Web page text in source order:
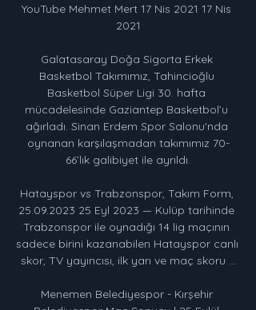
YouTube Mehmet Mert 17 Nis 2021 17 Nis
2021
Galatasaray Doğa Sigorta Erkek
Basketbol Takımımız, Tahincioğlu
Basketbol Süper Ligi 30. hafta
mücadelesinde Gaziantep Basketbol’u
ağırladı. Sinan Erdem Spor Salonu'nda
oynanan karşılaşmadan takımımız 70-
66’lık galibiyet ile ayrıldı.
Hatayspor vs Trabzonspor, Takım Form,
25.09.2023 25 Eyl 2023 — Kulüp tarihinde
Trabzonspor ile oynadığı 14 lig maçının
sadece birini kazanabilen Hatayspor canlı
skor, TV yayıncısı, ilk yarı ve maç skoru ...
Menemen Belediyespor - Kırşehir